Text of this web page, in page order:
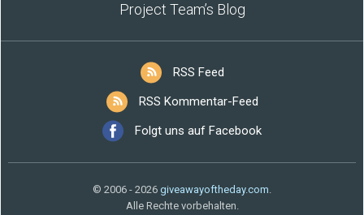
Project Team’s Blog
RSS Feed
RSS Kommentar-Feed
Folgt uns auf Facebook
© 2006 - 2026 giveawayoftheday.com.
Alle Rechte vorbehalten.